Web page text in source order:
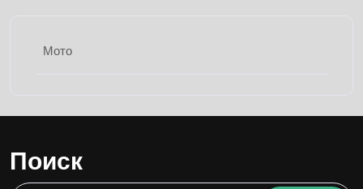
Мото
Поиск